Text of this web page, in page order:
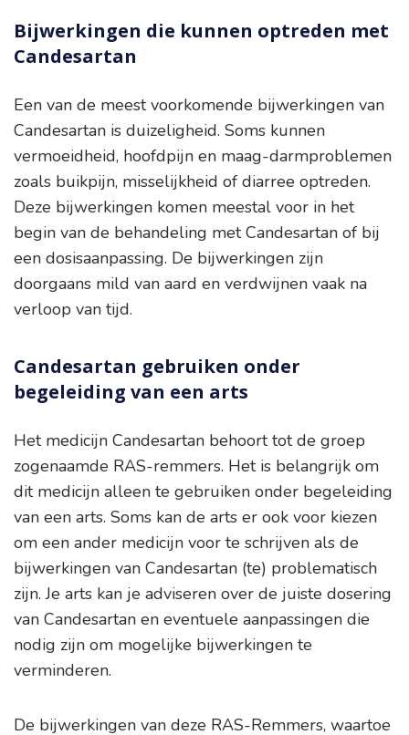
Bijwerkingen die kunnen optreden met
Candesartan
Een van de meest voorkomende bijwerkingen van
Candesartan is duizeligheid. Soms kunnen
vermoeidheid, hoofdpijn en maag-darmproblemen
zoals buikpijn, misselijkheid of diarree optreden.
Deze bijwerkingen komen meestal voor in het
begin van de behandeling met Candesartan of bij
een dosisaanpassing. De bijwerkingen zijn
doorgaans mild van aard en verdwijnen vaak na
verloop van tijd.
Candesartan gebruiken onder
begeleiding van een arts
Het medicijn Candesartan behoort tot de groep
zogenaamde RAS-remmers. Het is belangrijk om
dit medicijn alleen te gebruiken onder begeleiding
van een arts. Soms kan de arts er ook voor kiezen
om een ander medicijn voor te schrijven als de
bijwerkingen van Candesartan (te) problematisch
zijn. Je arts kan je adviseren over de juiste dosering
van Candesartan en eventuele aanpassingen die
nodig zijn om mogelijke bijwerkingen te
verminderen.
De bijwerkingen van deze RAS-Remmers, waartoe